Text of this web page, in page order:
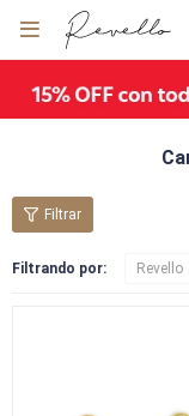

Filtrando por: Revello